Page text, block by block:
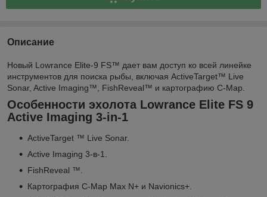
Описание
Новый Lowrance Elite-9 FS™ дает вам доступ ко всей линейке
инструментов для поиска рыбы, включая ActiveTarget™ Live
Sonar, Active Imaging™, FishReveal™ и картографию С-Map.
Особенности эхолота Lowrance Elite FS 9
Active Imaging 3-in-1
ActiveTarget ™ Live Sonar.
Active Imaging 3-в-1.
FishReveal ™.
Картография С-Map Max N+ и Navionics+.